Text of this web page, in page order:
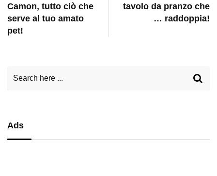
Camon, tutto ciò che
serve al tuo amato
pet!
tavolo da pranzo che
… raddoppia!
Ads